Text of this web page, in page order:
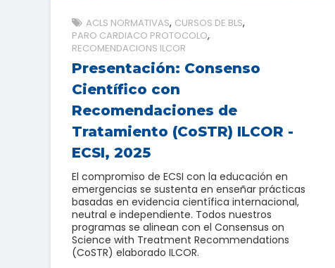
ACLS NORMATIVAS CURSOS DE BLS
PARO CARDIACO PROTOCOLO
RECOMENDACIONS ILCOR
Presentación: Consenso
Científico con
Recomendaciones de
Tratamiento (CoSTR) ILCOR -
ECSI, 2025
El compromiso de ECSI con la educación en
emergencias se sustenta en enseñar prácticas
basadas en evidencia científica internacional,
neutral e independiente. Todos nuestros
programas se alinean con el Consensus on
Science with Treatment Recommendations
(CoSTR) elaborado ILCOR.